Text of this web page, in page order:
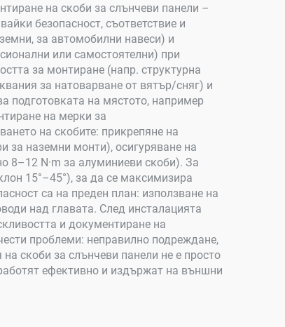
на скоби за слънчеви панели –
безопасност, съответствие и
за автомобилни навеси) и
или самостоятелни) при
за монтиране (напр. структурна
за натоварване от вятър/сняг) и
подготовката на мястото, например
на мерки за
на скобите: прикрепяне на
за наземни монти), осигуряване на
8–12 N·m за алуминиеви скоби). За
15°–45°), за да се максимизира
са на преден план: използване на
над главата. След инсталацията
и документиране на
проблеми: неправилно подреждане,
скоби за слънчеви панели не е просто
ефективно и издържат на външни